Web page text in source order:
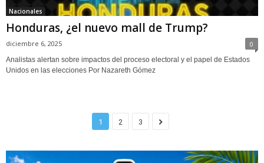
Nacionales
Honduras, ¿el nuevo mall de Trump?
diciembre 6, 2025 0
Analistas alertan sobre impactos del proceso electoral y el papel de Estados
Unidos en las elecciones Por Nazareth Gómez
1 2 3